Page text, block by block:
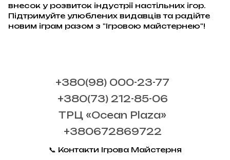
внесок у розвиток індустрії настільних ігор.
Підтримуйте улюблених видавців та радійте
новим іграм разом з "Ігровою майстернею"!
+380(98) 000-23-77
+380(73) 212-85-06
ТРЦ «Ocean Plaza»
+380672869722
📞 Контакти Ігрова Майстерня